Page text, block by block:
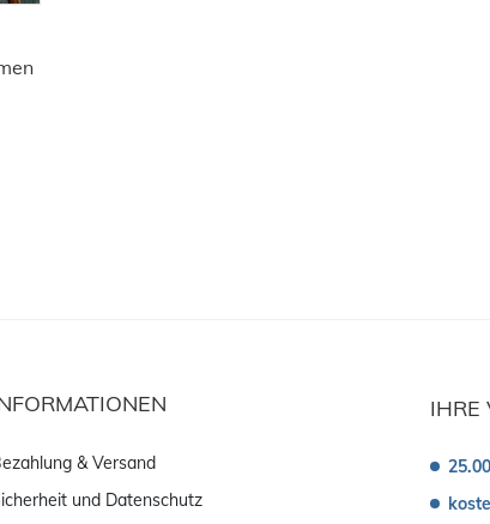
IHRE
& Versand
und Datenschutz